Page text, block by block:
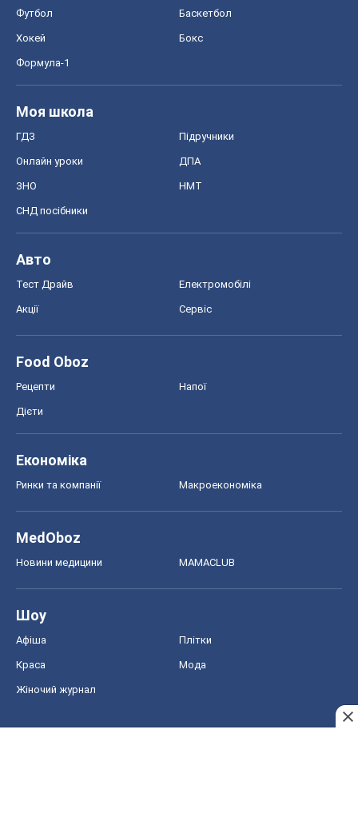
Футбол Баскетбол
Хокей Бокс
Формула-1
Моя школа
ГДЗ Підручники
Онлайн уроки ДПА
ЗНО НМТ
СНД посібники
Авто
Тест Драйв Електромобілі
Акції Сервіс
Food Oboz
Рецепти Напої
Дієти
Економіка
Ринки та компанії Макроекономіка
MedOboz
Новини медицини MAMACLUB
Шоу
Афіша Плітки
Краса Мода
Жіночий журнал